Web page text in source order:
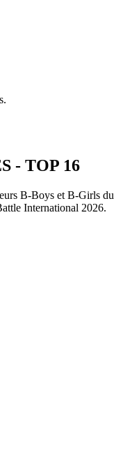
- TOP 16
B-Boys et B-Girls du
International 2026.